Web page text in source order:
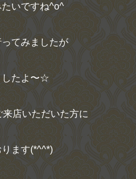
いですね^o^
てみましたが
したよ〜☆
店いただいた方に
ます(*^^*)